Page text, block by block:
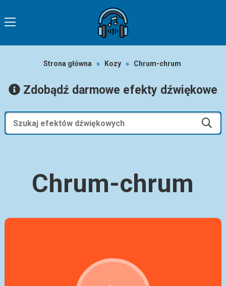
Strona główna » Kozy » Chrum-chrum
Zdobądź darmowe efekty dźwiękowe
Chrum-chrum